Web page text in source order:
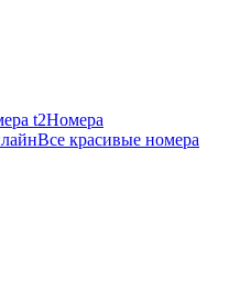
t2Номера
Все красивые номера